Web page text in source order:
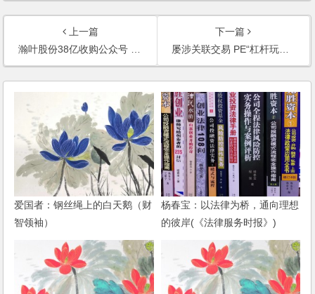
上一篇
瀚叶股份38亿收购公众号 董事长称在风险可控情况下试错
下一篇
屡涉关联交易 PE“杠杆玩家”操盘重组频频受挫
爱国者：钢丝绳上的白天鹅（财
智领袖）
杨春宝：以法律为桥，通向理想
的彼岸(《法律服务时报》)